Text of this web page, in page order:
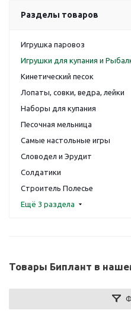
Разделы товаров
Игрушка паровоз
Игрушки для купания и
Кинетический песок
Лопаты, совки, ведра, лейки
Наборы для купания
Песочная мельница
Самые настольные игры
Словодел и Эрудит
Солдатики
Строитель Полесье
Ещё 3 раздела
Товары Биплант в